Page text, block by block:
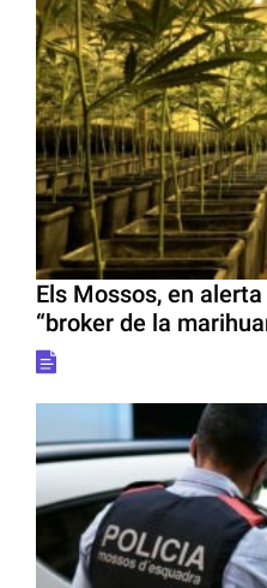
Els Mossos, en
“broker de la